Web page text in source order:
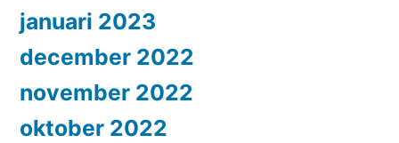
januari 2023
december 2022
november 2022
oktober 2022